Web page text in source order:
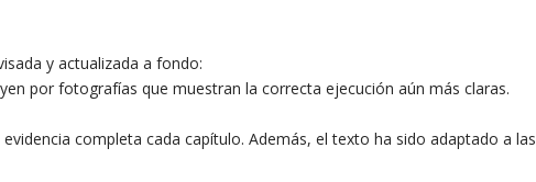
y actualizada a fondo:
por fotografías que muestran la correcta ejecución aún más claras.
completa cada capítulo. Además, el texto ha sido adaptado a las